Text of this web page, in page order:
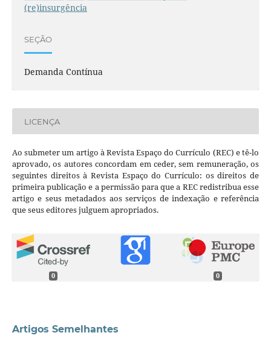
(re)insurgência
SEÇÃO
Demanda Contínua
LICENÇA
Ao submeter um artigo à Revista Espaço do Currículo (REC) e tê-lo
aprovado, os autores concordam em ceder, sem remuneração, os
seguintes direitos à Revista Espaço do Currículo: os direitos de
primeira publicação e a permissão para que a REC redistribua esse
artigo e seus metadados aos serviços de indexação e referência
que seus editores julguem apropriados.
0 0
Artigos Semelhantes